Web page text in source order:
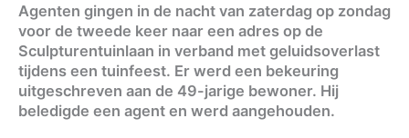
Agenten gingen in de nacht van zaterdag op zondag
voor de tweede keer naar een adres op de
Sculpturentuinlaan in verband met geluidsoverlast
tijdens een tuinfeest. Er werd een bekeuring
uitgeschreven aan de 49-jarige bewoner. Hij
beledigde een agent en werd aangehouden.